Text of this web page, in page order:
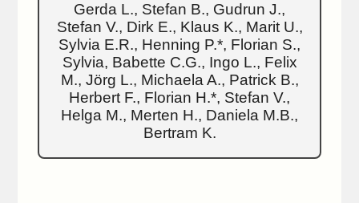
Gerda L., Stefan B., Gudrun J.,
Stefan V., Dirk E., Klaus K., Marit U.,
Sylvia E.R., Henning P.*, Florian S.,
Sylvia, Babette C.G., Ingo L., Felix
M., Jörg L., Michaela A., Patrick B.,
Herbert F., Florian H.*, Stefan V.,
Helga M., Merten H., Daniela M.B.,
Bertram K.